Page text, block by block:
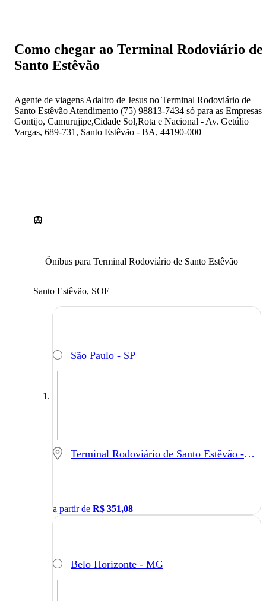
Como chegar ao Terminal Rodoviário de
Santo Estêvão
Agente de viagens Adaltro de Jesus no Terminal Rodoviário de
Santo Estêvão Atendimento (75) 98813-7434 só para as Empresas
Gontijo, Camurujipe,Cidade Sol,Rota e Nacional - Av. Getúlio
Vargas, 689-731, Santo Estêvão - BA, 44190-000
Ônibus para Terminal Rodoviário de Santo Estêvão
Santo Estêvão, SOE
São Paulo - SP
Terminal Rodoviário de Santo Estêvão - Santo Estêvão - BA
a partir de R$ 351,08
Belo Horizonte - MG